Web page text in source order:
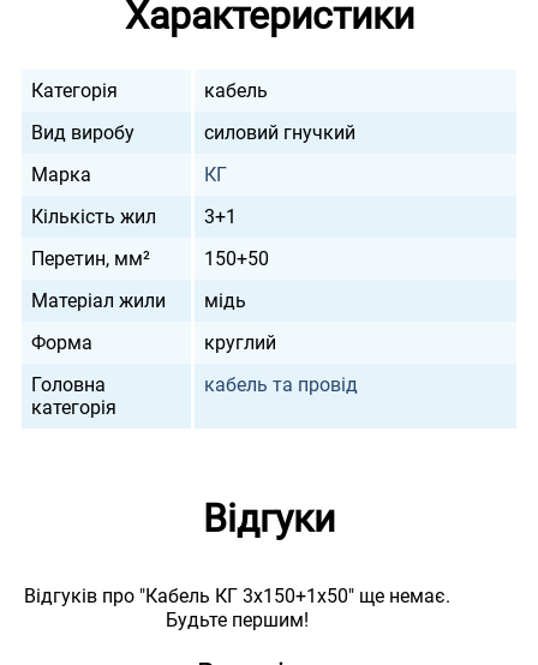
Характеристики
Категорія
кабель
Вид виробу
силовий гнучкий
Марка
КГ
Кількість жил
3+1
Перетин, мм²
150+50
Матеріал жили
мідь
Форма
круглий
Головна
категорія
кабель та провід
Відгуки
Відгуків про "Кабель КГ 3х150+1х50" ще немає.
Будьте першим!